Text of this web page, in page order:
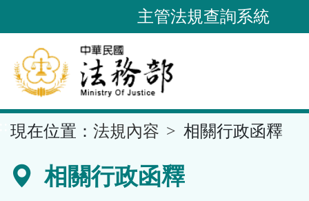
到
要
內
容
區
主管法規查詢系統
現在位置： 法規內容 相關行政函釋
相關行政函釋